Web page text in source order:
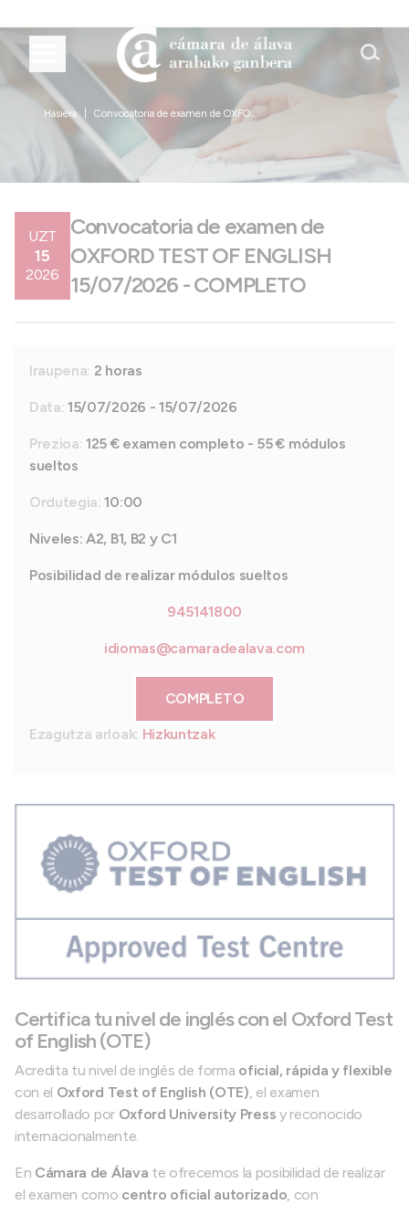
Hasiera Convocatoria de examen de OXFO...
UZT
15
2026
Convocatoria de examen de
OXFORD TEST OF ENGLISH
15/07/2026 - COMPLETO
Iraupena: 2 horas
Data:15/07/2026 - 15/07/2026
Prezioa:125 € examen completo - 55 € módulos
sueltos
Ordutegia:10:00
Niveles: A2, B1, B2 y C1
Posibilidad de realizar módulos sueltos
945141800
idiomas@camaradealava.com
COMPLETO
Ezagutza arloak: Hizkuntzak
Certifica tu nivel de inglés con el Oxford Test
of English (OTE)
Acredita tu nivel de inglés de forma oficial, rápida y flexible
con el Oxford Test of English (OTE), el examen
desarrollado por Oxford University Press y reconocido
internacionalmente.
En Cámara de Álava te ofrecemos la posibilidad de realizar
el examen como centro oficial autorizado, con